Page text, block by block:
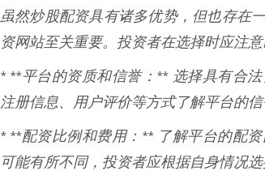
虽然炒股配资具有诸多优势，但也存在
资网站至关重要。投资者在选择时应注意
* **平台的资质和信誉：** 选择具有合
注册信息、用户评价等方式了解平台的信
* **配资比例和费用：** 了解平台的配
可能有所不同，投资者应根据自身情况选